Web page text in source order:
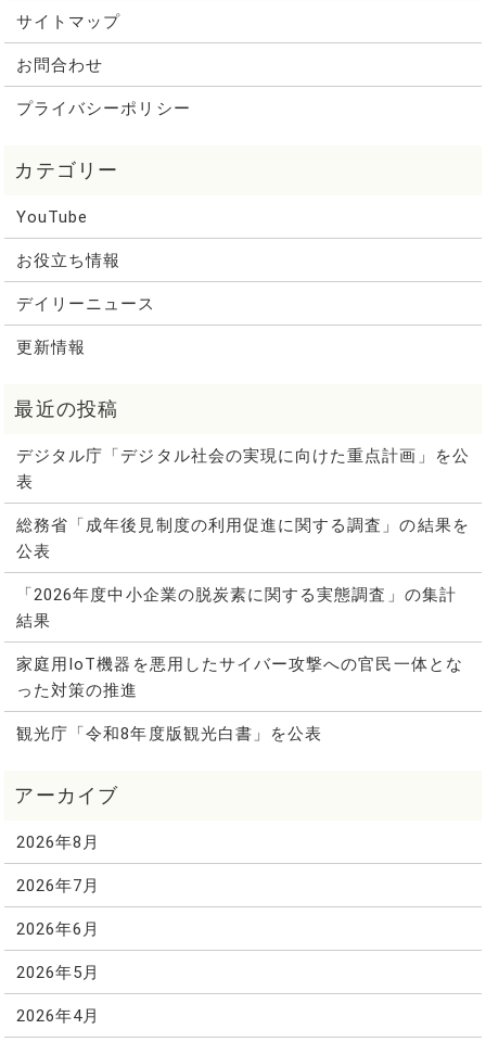
サイトマップ
お問合わせ
プライバシーポリシー
YouTube
お役立ち情報
デイリーニュース
更新情報
デジタル庁「デジタル社会の実現に向けた重点計画」を公
表
総務省「成年後見制度の利用促進に関する調査」の結果を
公表
「2026年度中小企業の脱炭素に関する実態調査」の集計
結果
家庭用IoT機器を悪用したサイバー攻撃への官民一体とな
った対策の推進
観光庁「令和8年度版観光白書」を公表
2026年8月
2026年7月
2026年6月
2026年5月
2026年4月